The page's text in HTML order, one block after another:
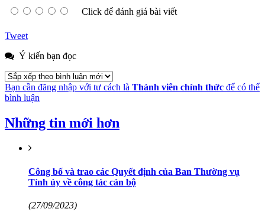
Click để đánh giá bài viết
Tweet
Ý kiến bạn đọc
Bạn cần đăng nhập với tư cách là Thành viên chính thức để có thể
bình luận
Những tin mới hơn
Công bố và trao các Quyết định của Ban Thường vụ
Tỉnh ủy về công tác cán bộ
(27/09/2023)